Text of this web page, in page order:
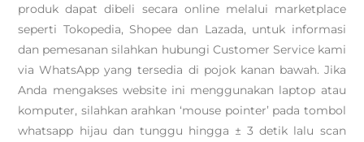
produk dapat dibeli secara online melalui marketplace
seperti Tokopedia, Shopee dan Lazada, untuk informasi
dan pemesanan silahkan hubungi Customer Service kami
via WhatsApp yang tersedia di pojok kanan bawah. Jika
Anda mengakses website ini menggunakan laptop atau
komputer, silahkan arahkan ‘mouse pointer’ pada tombol
whatsapp hijau dan tunggu hingga ± 3 detik lalu scan